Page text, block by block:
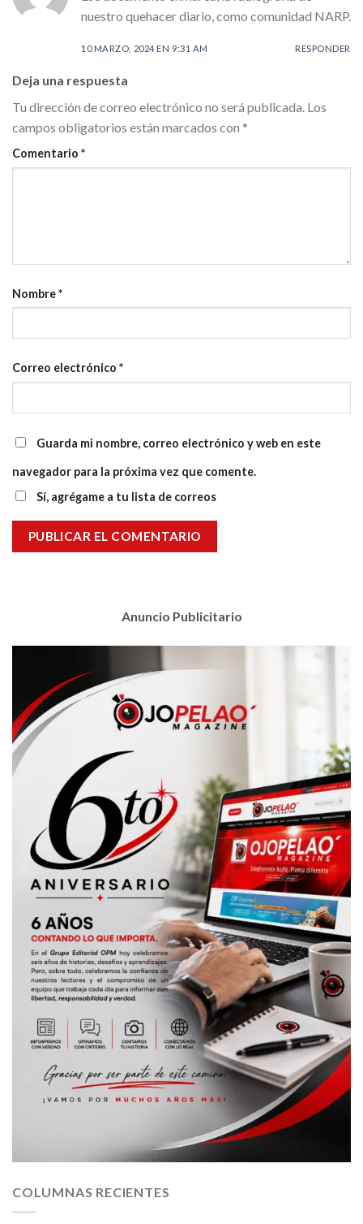
nuestro quehacer diario, como comunidad NARP.
10 MARZO, 2024 EN 9:31 AM RESPONDER
Deja una respuesta
Tu dirección de correo electrónico no será publicada. Los
campos obligatorios están marcados con *
Comentario *
Nombre*
Correo electrónico *
Guarda mi nombre, correo electrónico y web en este
navegador para la próxima vez que comente.
Sí, agrégame a tu lista de correos
Anuncio Publicitario
COLUMNAS RECIENTES